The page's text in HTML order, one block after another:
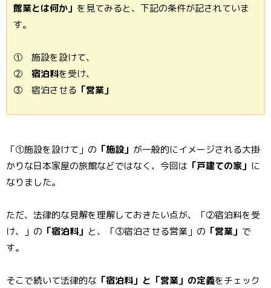
館業とは何か」 を見てみると、下記の条件が記されていま
す。
① 施設を設けて、
② 宿泊料を受け、
③ 宿泊させる 「営業」
「①施設を設けて」の 「施設」 が一般的にイメージされる大掛
かりな日本家屋の旅館などではなく、今回は 「戸建ての家」 に
なりました。
ただ、法律的な見解を理解しておきたい点が、「②宿泊料を受
け、」の 「宿泊料」 と、「③宿泊させる営業」の 「営業」 で
す。
そこで続いて法律的な 「宿泊料」と「営業」の定義をチェック